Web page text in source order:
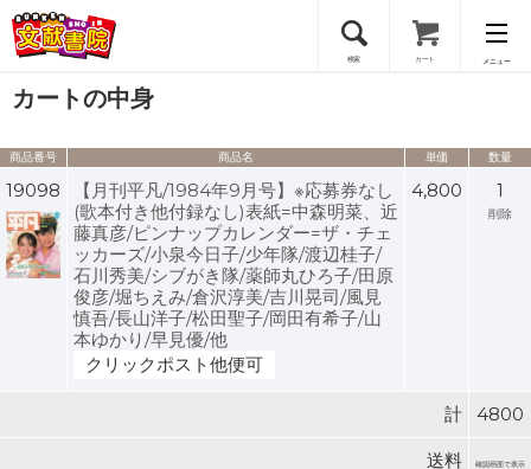
検索 カート メニュー
会員登録
ログイン
カートの中身
商品番号 商品名 単価 数量
19098
【月刊平凡/1984年9月号】※応募券なし
(歌本付き他付録なし)表紙=中森明菜、近
藤真彦/ピンナップカレンダー=ザ・チェ
ッカーズ/小泉今日子/少年隊/渡辺桂子/
石川秀美/シブがき隊/薬師丸ひろ子/田原
俊彦/堀ちえみ/倉沢淳美/吉川晃司/風見
慎吾/長山洋子/松田聖子/岡田有希子/山
本ゆかり/早見優/他
クリックポスト他便可
4,800 1
削除
計 4800
送料 確認画面で表示